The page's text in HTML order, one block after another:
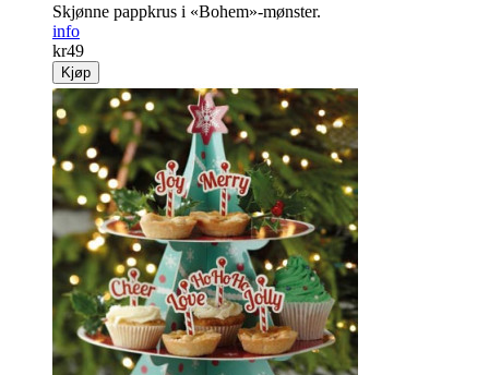
Skjønne pappkrus i «Bohem»-mønster.
info
kr49
Kjøp